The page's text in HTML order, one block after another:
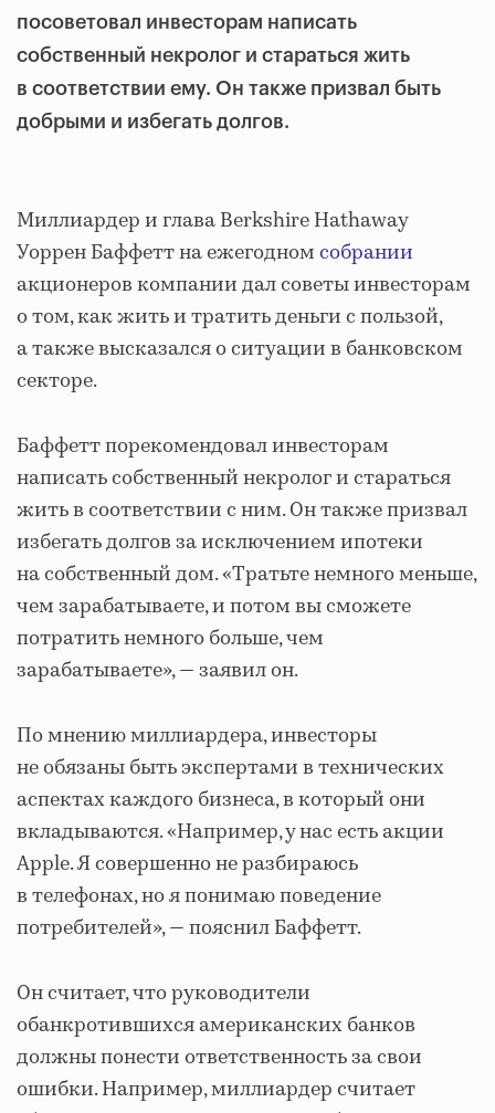
посоветовал инвесторам написать
собственный некролог и стараться жить
в соответствии ему. Он также призвал быть
добрыми и избегать долгов.
Миллиардер и глава Berkshire Hathaway
Уоррен Баффетт на ежегодномсобрании
акционеров компании дал советы инвесторам
о том, как жить и тратить деньги с пользой,
а также высказался о ситуации в банковском
секторе.
Баффетт порекомендовал инвесторам
написать собственный некролог и стараться
жить в соответствии с ним. Он также призвал
избегать долгов за исключением ипотеки
на собственный дом. «Тратьте немного меньше,
чем зарабатываете, и потом вы сможете
потратить немного больше, чем
зарабатываете», — заявил он.
По мнению миллиардера, инвесторы
не обязаны быть экспертами в технических
аспектах каждого бизнеса, в который они
вкладываются. «Например, у нас есть акции
Apple. Я совершенно не разбираюсь
в телефонах, но я понимаю поведение
потребителей», — пояснил Баффетт.
Он считает, что руководители
обанкротившихся американских банков
должны понести ответственность за свои
ошибки. Например, миллиардер считает